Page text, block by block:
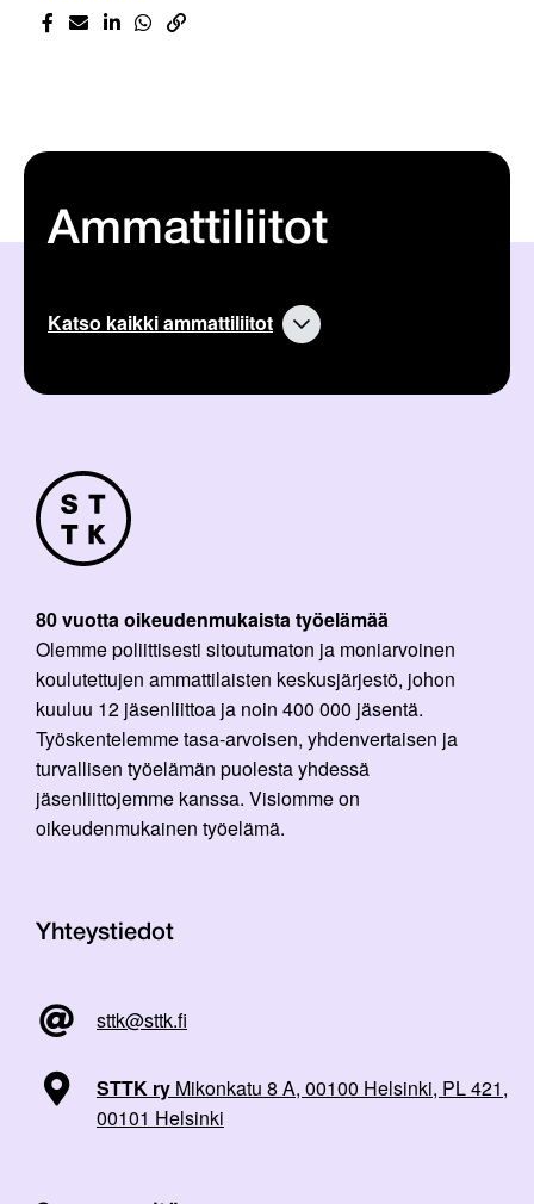
Ammattiliitot
Katso kaikki ammattiliitot
80 vuotta oikeudenmukaista työelämää
Olemme poliittisesti sitoutumaton ja moniarvoinen
koulutettujen ammattilaisten keskusjärjestö, johon
kuuluu 12 jäsenliittoa ja noin 400 000 jäsentä.
Työskentelemme tasa-arvoisen, yhdenvertaisen ja
turvallisen työelämän puolesta yhdessä
jäsenliittojemme kanssa. Visiomme on
oikeudenmukainen työelämä.
Yhteystiedot
sttk@sttk.fi
STTK ry Mikonkatu 8 A, 00100 Helsinki, PL 421,
00101 Helsinki